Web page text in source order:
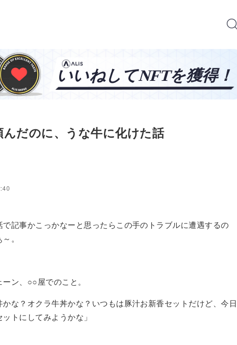
だのに、うな牛に化けた話
記事かこっかなーと思ったらこの手のトラブルに遭遇するの
。
ン、○○屋でのこと。
かな？オクラ牛丼かな？いつもは豚汁お新香セットだけど、今日
トにしてみようかな」